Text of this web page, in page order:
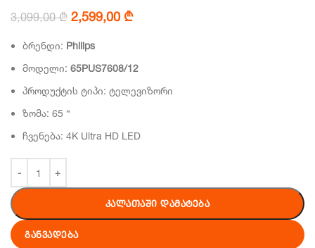
3,099,00₾ Original
was:
2,599,00 ₾Current
ბრენდი: Philips
მოდელი: 65PUS7608/12
პროდუქტის ტიპი: ტელევიზორი
ზომა: 65 “
ჩვენება: 4K Ultra HD LED
ᲙᲐᲚᲐᲗᲐᲨᲘ ᲓᲐᲛᲐᲢᲔᲑᲐ
ᲒᲐᲜᲕᲐᲓᲔᲑᲐ